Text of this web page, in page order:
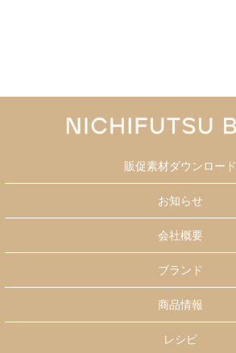
販促素材ダウンロード
お知らせ
会社概要
ブランド
商品情報
レシピ